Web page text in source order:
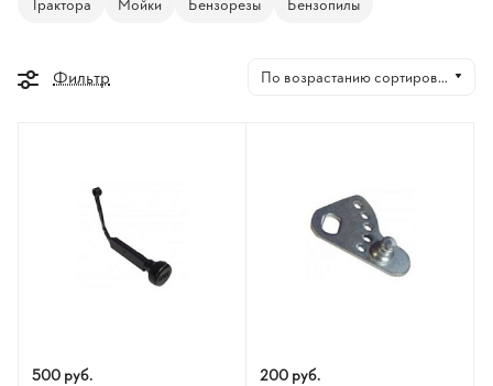
Фильтр По возрастанию сортировки
500 руб.
200 руб.